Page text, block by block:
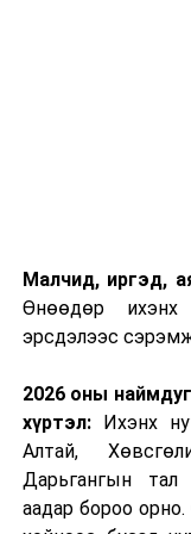
Малчид, иргэд,
Өнөөдөр ихэнх
эрсдэлээс
2026 оны
хүртэл:Ихэнх
Алтай,
Дарьгангын тал
аадар бороо орно.